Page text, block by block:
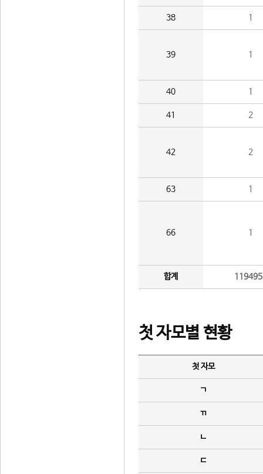
38 1
39 1
40 1
41 2
42 2
63 1
66 1
합계
첫 자모별 현황
첫 자모
ㄱ
ㄲ
ㄴ
ㄷ